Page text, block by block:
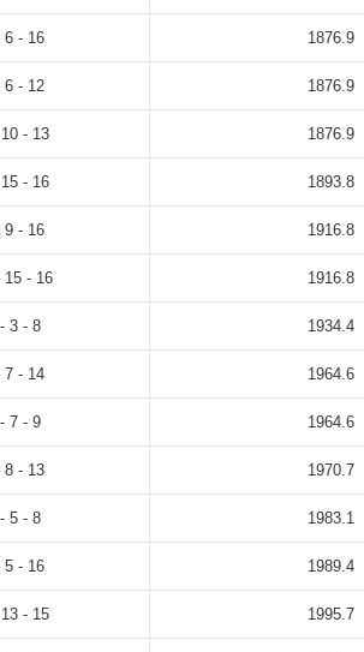
6 - 16 1876.9
6 - 12 1876.9
- 13 1876.9
- 16 1893.8
9 - 16 1916.8
15 - 16 1916.8
3 - 8 1934.4
7 - 14 1964.6
7 - 9 1964.6
8 - 13 1970.7
5 - 8 1983.1
5 - 16 1989.4
- 15 1995.7